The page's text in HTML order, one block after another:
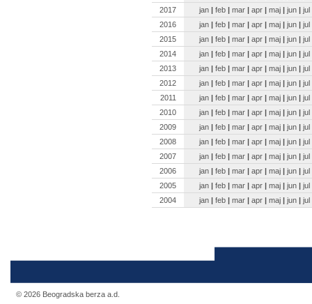
2017
jan | feb | mar | apr | maj | jun | jul
2016
jan | feb | mar | apr | maj | jun | jul
2015
jan | feb | mar | apr | maj | jun | jul
2014
jan | feb | mar | apr | maj | jun | jul
2013
jan | feb | mar | apr | maj | jun | jul
2012
jan | feb | mar | apr | maj | jun | jul
2011
jan | feb | mar | apr | maj | jun | jul
2010
jan | feb | mar | apr | maj | jun | jul
2009
jan | feb | mar | apr | maj | jun | jul
2008
jan | feb | mar | apr | maj | jun | jul
2007
jan | feb | mar | apr | maj | jun | jul
2006
jan | feb | mar | apr | maj | jun | jul
2005
jan | feb | mar | apr | maj | jun | jul
2004
jan | feb | mar | apr | maj | jun | jul
© 2026 Beogradska berza a.d.